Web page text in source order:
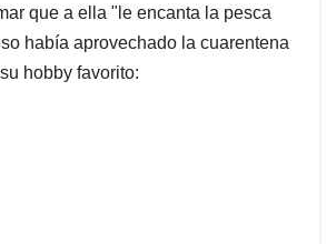
que a ella "le encanta la pesca
había aprovechado la cuarentena
hobby favorito: